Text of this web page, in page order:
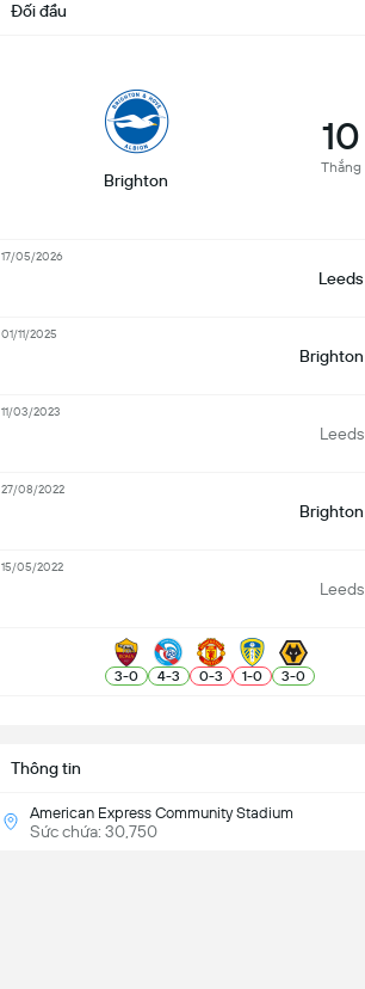
Thông tin
American Express Community Stadium
Sức chứa: 30,750
Đối đầu
Brighton
10
Thắng
Leeds
17/05/2026
Brighton
01/11/2025
Leeds
11/03/2023
Brighton
27/08/2022
Leeds
15/05/2022
3-0 4-3 0-3 1-0 3-0